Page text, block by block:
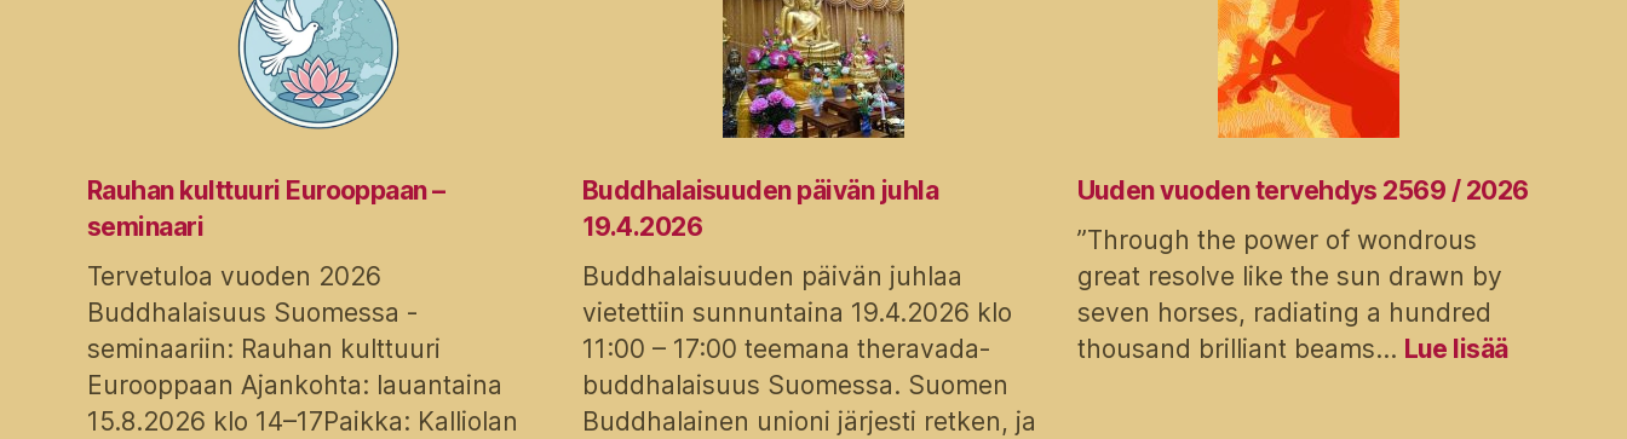
Rauhan kulttuuri Eurooppaan –
seminaari
Tervetuloa vuoden 2026
Buddhalaisuus Suomessa -
seminaariin: Rauhan kulttuuri
Eurooppaan Ajankohta: lauantaina
15.8.2026 klo 14–17Paikka: Kalliolan
Buddhalaisuuden päivän juhla
19.4.2026
Buddhalaisuuden päivän juhlaa
vietettiin sunnuntaina 19.4.2026 klo
11:00 – 17:00 teemana theravada-
buddhalaisuus Suomessa. Suomen
Buddhalainen unioni järjesti retken, ja
Uuden vuoden tervehdys 2569 / 2026
”Through the power of wondrous
great resolve like the sun drawn by
seven horses, radiating a hundred
thousand brilliant beams… Lue lisää: